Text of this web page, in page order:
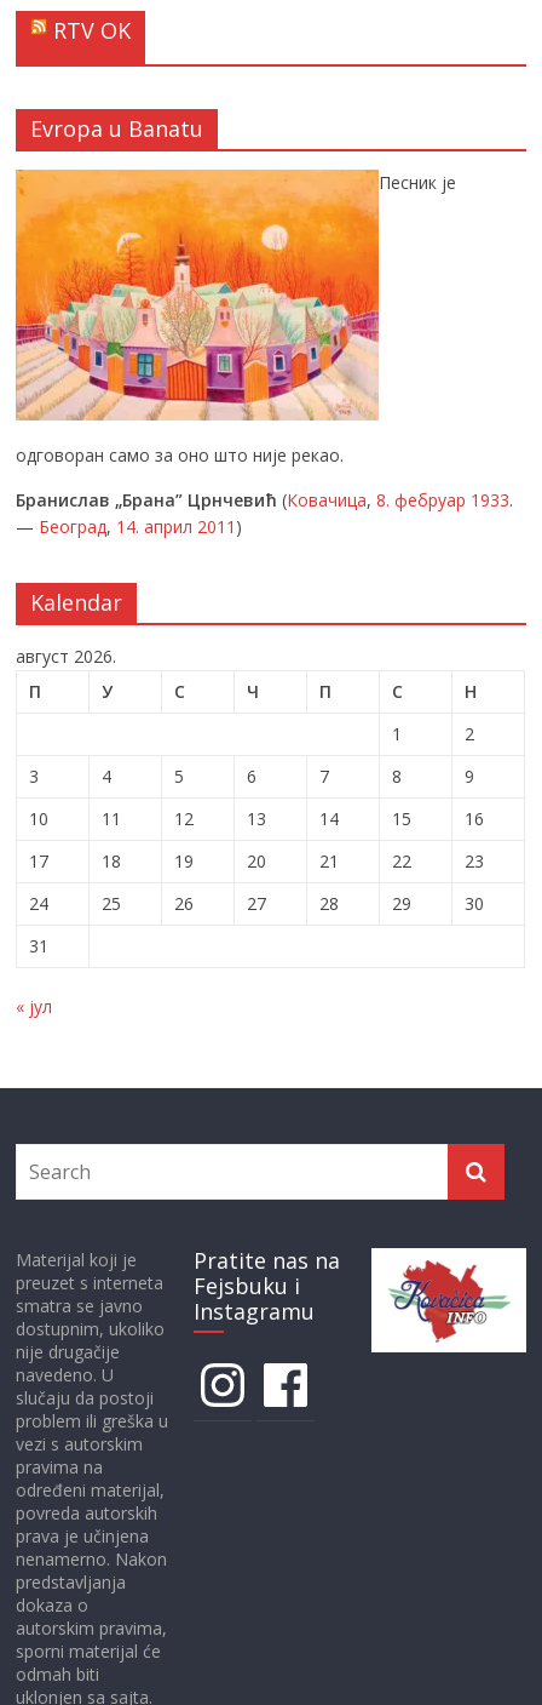
RTV OK
Evropa u Banatu
Песник је
одговоран само за оно што није рекао.
Бранислав „Брана” Црнчевић (Ковачица,8. фебруар 1933.
— Београд, 14. април 2011 )
Kalendar
август 2026.
П
У С Ч П С
Н
1
2
3
4 5 6 7 8
9
10
11 12 13 14 15
16
17
18 19 20 21 22
23
24
25 26 27 28 29
30
31
« јул
Materijal koji je
preuzet s interneta
smatra se javno
dostupnim, ukoliko
nije drugačije
navedeno. U
slučaju da postoji
problem ili greška u
vezi s autorskim
pravima na
određeni materijal,
povreda autorskih
prava je učinjena
nenamerno. Nakon
predstavljanja
dokaza o
autorskim pravima,
sporni materijal će
odmah biti
uklonjen sa sajta.
Pratite nas na
Fejsbuku i
Instagramu
InstagramFacebook